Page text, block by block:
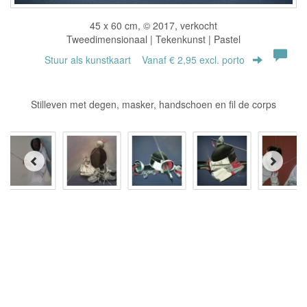
45 x 60 cm, © 2017, verkocht
Tweedimensionaal | Tekenkunst | Pastel
Stuur als kunstkaart Vanaf € 2,95 excl. porto
Stilleven met degen, masker, handschoen en fil de corps